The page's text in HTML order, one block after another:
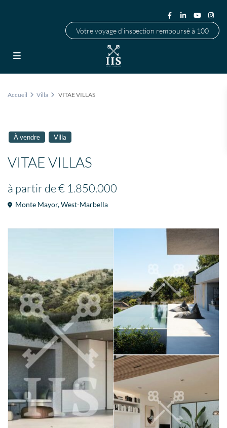
Votre voyage d'inspection remboursé à 100
Accueil Villa VITAE VILLAS
À vendre Villa
VITAE VILLAS
à partir de€ 1.850.000
Monte Mayor,West-Marbella